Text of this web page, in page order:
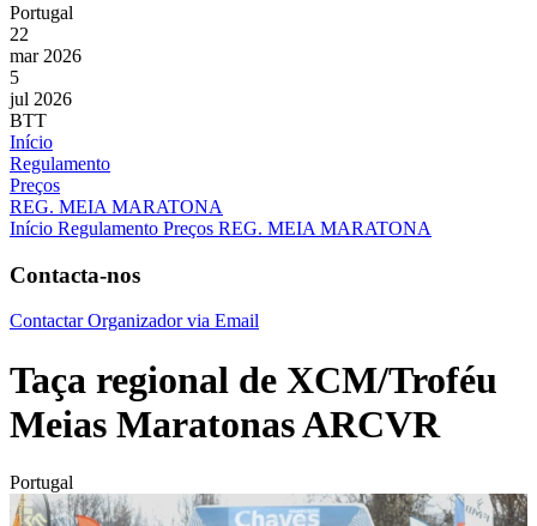
Portugal
22
mar 2026
5
jul 2026
BTT
Início
Regulamento
Preços
REG. MEIA MARATONA
Início Regulamento Preços REG. MEIA MARATONA
Contacta-nos
Contactar Organizador via Email
Taça regional de XCM/Troféu
Meias Maratonas ARCVR
Portugal